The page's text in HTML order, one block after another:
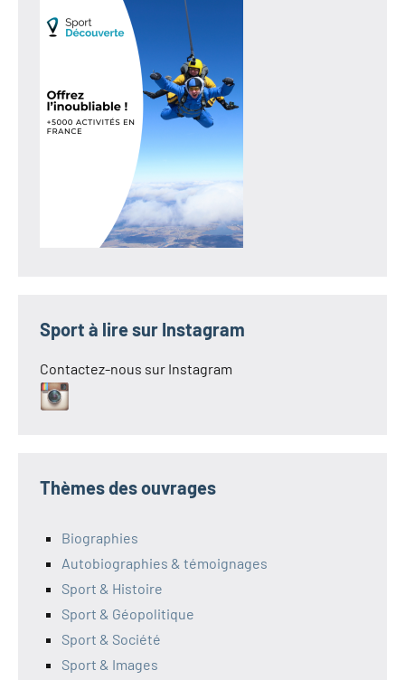
Sport à lire sur Instagram
Contactez-nous sur Instagram
Thèmes des ouvrages
Biographies
Autobiographies & témoignages
Sport & Histoire
Sport & Géopolitique
Sport & Société
Sport & Images